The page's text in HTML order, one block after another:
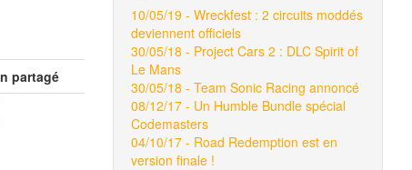
partagé
10/05/19 - Wreckfest : 2 circuits moddés
deviennent officiels
30/05/18 - Project Cars 2 : DLC Spirit of
Le Mans
30/05/18 - Team Sonic Racing annoncé
08/12/17 - Un Humble Bundle spécial
Codemasters
04/10/17 - Road Redemption est en
version finale !